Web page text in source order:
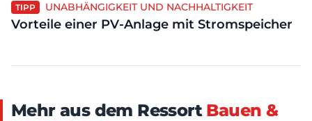
TIPP UNABHÄNGIGKEIT UND NACHHALTIGKEIT
Vorteile einer PV-Anlage mit Stromspeicher
Mehr aus dem Ressort Bauen &